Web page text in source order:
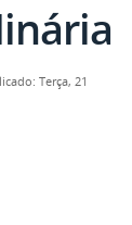
Terça, 21